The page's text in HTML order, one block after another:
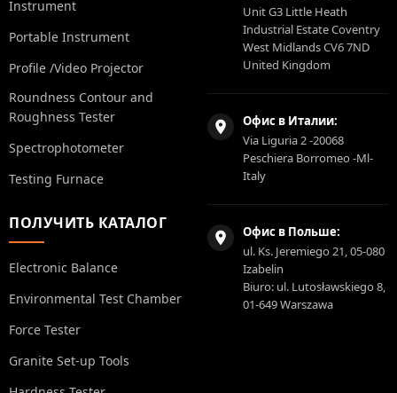
Instrument
Portable Instrument
Profile /Video Projector
Roundness Contour and
Roughness Tester
Spectrophotometer
Testing Furnace
ПОЛУЧИТЬ КАТАЛОГ
Electronic Balance
Environmental Test Chamber
Force Tester
Granite Set-up Tools
Unit G3 Little Heath
Industrial Estate Coventry
West Midlands CV6 7ND
United Kingdom
Офис в Италии:
Via Liguria 2 -20068
Peschiera Borromeo -Ml-
Italy
Офис в Польше:
ul. Ks. Jeremiego 21, 05-080
Izabelin
Biuro: ul. Lutosławskiego 8,
01-649 Warszawa